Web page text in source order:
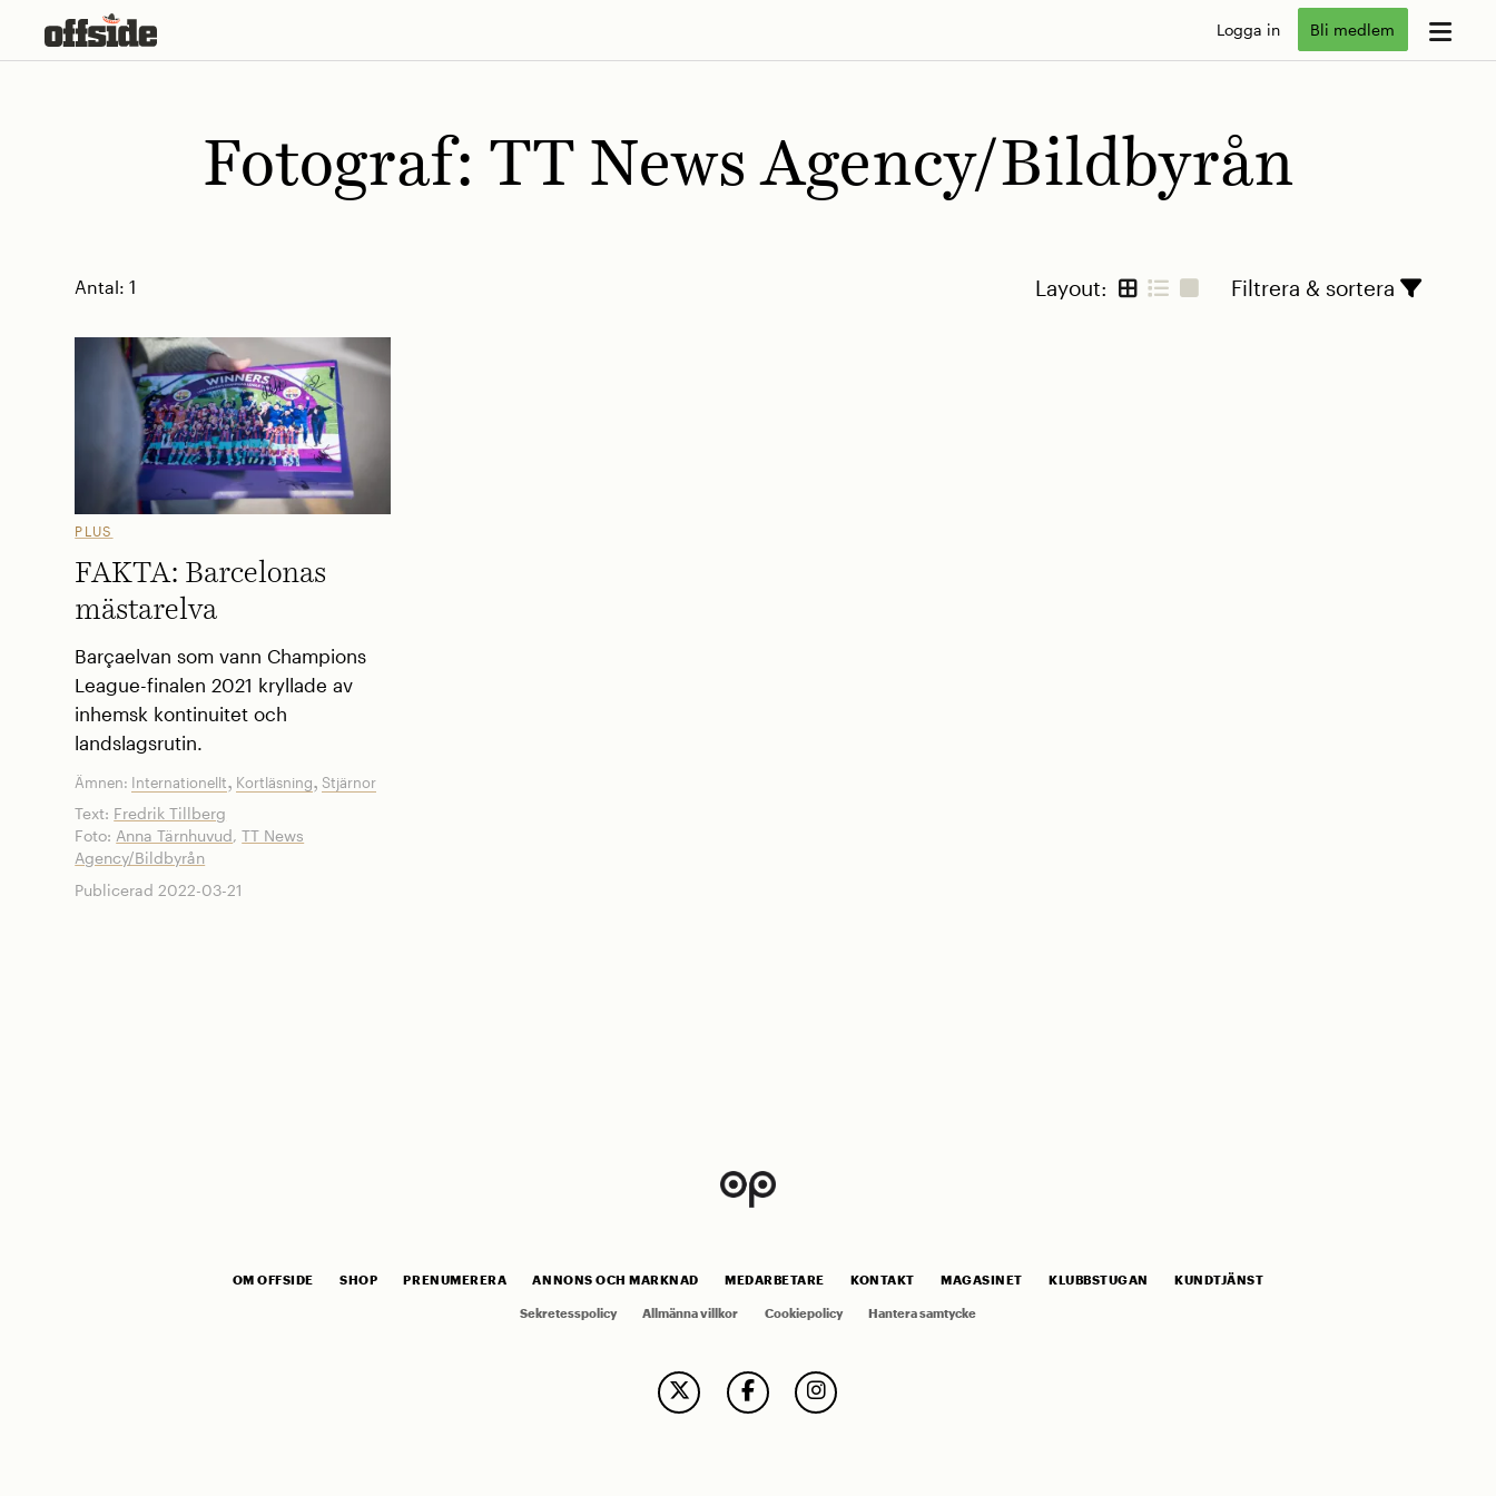
Logga in Bli medlem
Fotograf: TT News Agency/Bildbyrån
Antal:1 Layout: Filtrera & sortera
PLUS
FAKTA: Barcelonas
mästarelva
Barçaelvan som vann Champions
League-finalen 2021 kryllade av
inhemsk kontinuitet och
landslagsrutin.
Ämnen: Internationellt, Kortläsning,Stjärnor
Text: Fredrik Tillberg
Foto: Anna Tärnhuvud,TT News
Agency/Bildbyrån
Publicerad 2022-03-21
OM OFFSIDE SHOP PRENUMERERA ANNONS OCH MARKNAD MEDARBETARE KONTAKT MAGASINET KLUBBSTUGAN KUNDTJÄNST
Sekretesspolicy Allmänna villkor Cookiepolicy Hantera samtycke